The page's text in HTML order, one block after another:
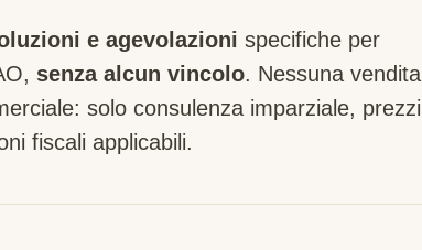
e agevolazioni specifiche per
, senza alcun vincolo. Nessuna vendita
solo consulenza imparziale, prezzi
fiscali applicabili.